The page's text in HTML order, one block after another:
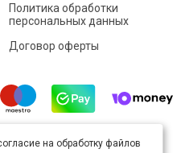
Политика обработки
персональных данных
Договор оферты
доступно полицензии Creative
на обработку файлов